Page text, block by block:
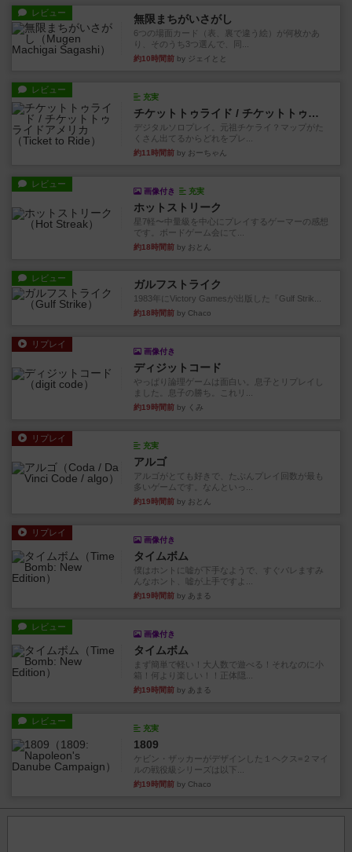
レビュー 無限まちがいさがし
6つの場面カード（表、裏で違う絵）が何枚かあ
り、そのうち3つ選んで、同...
約10時間前 by ジェイとと
レビュー
充実
チケットトゥライド / チケットトゥライドアメリカ
デジタルソロプレイ。元祖チケライ？マップがた
くさん出てるからどれをプレ...
約11時間前 by おーちゃん
レビュー
画像付き 充実
ホットストリーク
星7軽〜中量級を中心にプレイするゲーマーの感想
です。ボードゲーム会にて...
約18時間前 by おとん
レビュー ガルフストライク
1983年にVictory Gamesが出版した『Gulf Strik...
約18時間前 by Chaco
リプレイ
画像付き
ディジットコード
やっぱり論理ゲームは面白い。息子とリプレイし
ました。息子の勝ち。これリ...
約19時間前 by くみ
リプレイ
充実
アルゴ
アルゴがとても好きで、たぶんプレイ回数が最も
多いゲームです。なんといっ...
約19時間前 by おとん
リプレイ
画像付き
タイムボム
僕はホントに嘘が下手なようで、すぐバレますみ
んなホント、嘘が上手ですよ...
約19時間前 by あまる
レビュー
画像付き
タイムボム
まず簡単で軽い！大人数で遊べる！それなのに小
箱！何より楽しい！！正体隠...
約19時間前 by あまる
レビュー
充実
1809
ケビン・ザッカーがデザインした１ヘクス=２マイ
ルの戦役級シリーズは以下...
約19時間前 by Chaco